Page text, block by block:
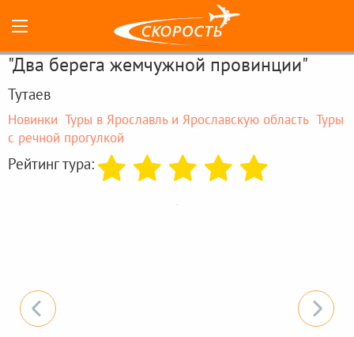
"Два берега жемчужной провинции"
Тутаев
Новинки Туры в Ярославль и Ярославскую область Туры
с речной прогулкой
Рейтинг тура: